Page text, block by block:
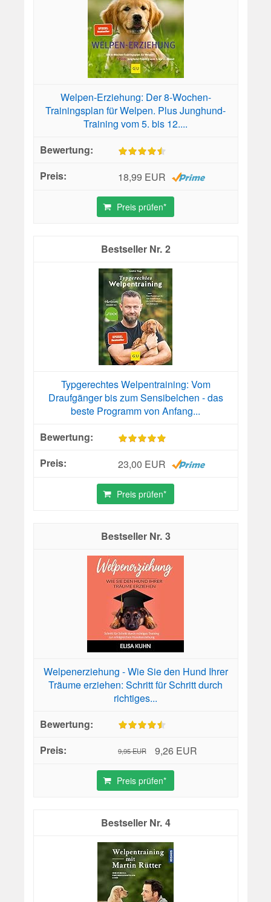
Welpen-Erziehung: Der 8-Wochen-
Trainingsplan für Welpen. Plus Junghund-
Training vom 5. bis 12....
18,99 EUR
Preis prüfen*
2
Typgerechtes Welpentraining: Vom
Draufgänger bis zum Sensibelchen - das
beste Programm von Anfang...
23,00 EUR
Preis prüfen*
3
Welpenerziehung - Wie Sie den Hund Ihrer
Träume erziehen: Schritt für Schritt durch
richtiges...
9,95 EUR 9,26 EUR
Preis prüfen*
4